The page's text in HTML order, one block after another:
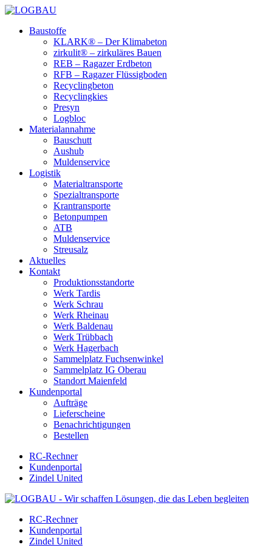
Baustoffe
KLARK® – Der Klimabeton
zirkulit® – zirkuläres Bauen
REB – Ragazer Erdbeton
RFB – Ragazer Flüssigboden
Recyclingbeton
Recyclingkies
Presyn
Logbloc
Materialannahme
Bauschutt
Aushub
Muldenservice
Logistik
Materialtransporte
Spezialtransporte
Krantransporte
Betonpumpen
ATB
Muldenservice
Streusalz
Aktuelles
Kontakt
Produktionsstandorte
Werk Tardis
Werk Schrau
Werk Rheinau
Werk Baldenau
Werk Trübbach
Werk Hagerbach
Sammelplatz Fuchsenwinkel
Sammelplatz IG Oberau
Standort Maienfeld
Kundenportal
Aufträge
Lieferscheine
Benachrichtigungen
Bestellen
RC-Rechner
Kundenportal
Zindel United
RC-Rechner
Kundenportal
Zindel United